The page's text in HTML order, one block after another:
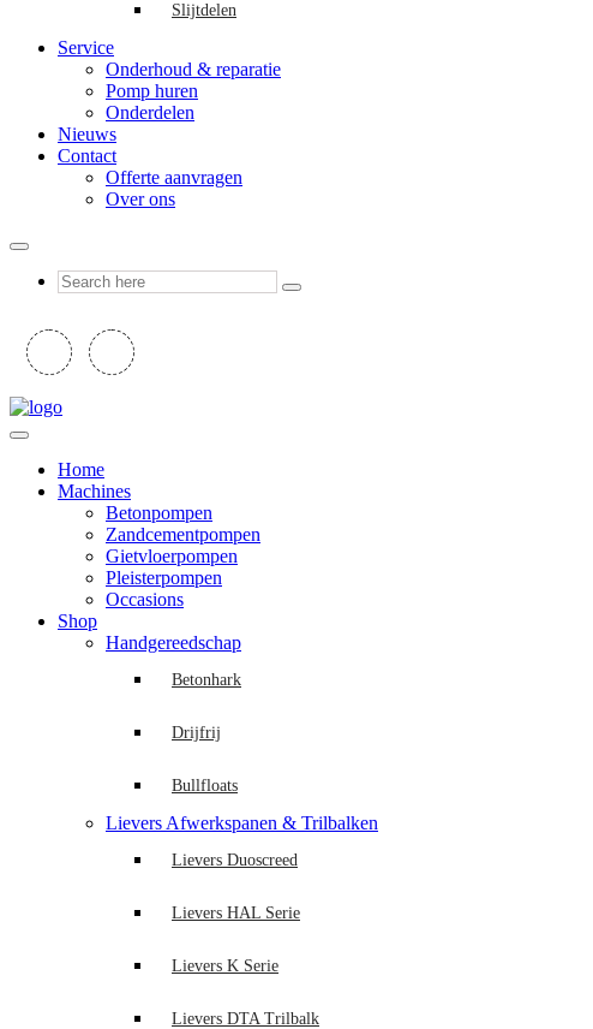
Slijtdelen
Service
Onderhoud & reparatie
Pomp huren
Onderdelen
Nieuws
Contact
Offerte aanvragen
Over ons
Home
Machines
Betonpompen
Zandcementpompen
Gietvloerpompen
Pleisterpompen
Occasions
Shop
Handgereedschap
Betonhark
Drijfrij
Bullfloats
Lievers Afwerkspanen & Trilbalken
Lievers Duoscreed
Lievers HAL Serie
Lievers K Serie
Lievers DTA Trilbalk